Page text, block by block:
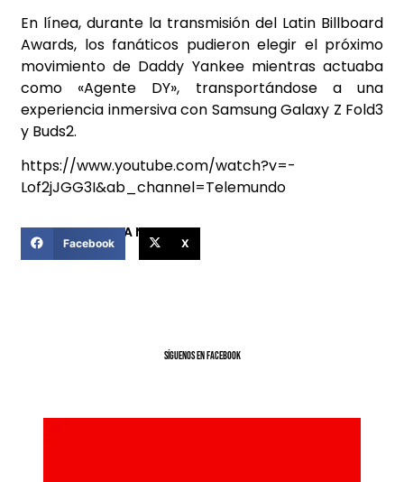
En línea, durante la transmisión del Latin Billboard
Awards, los fanáticos pudieron elegir el próximo
movimiento de Daddy Yankee mientras actuaba
como «Agente DY», transportándose a una
experiencia inmersiva con Samsung Galaxy Z Fold3
y Buds2.
https://www.youtube.com/watch?v=-
Lof2jJGG3I&ab_channel=Telemundo
COMPARTIR ESTA NOTICIA
Facebook X
SíGUENOS EN FACEBOOK